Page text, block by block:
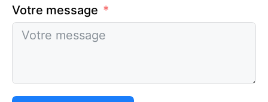
Votre message